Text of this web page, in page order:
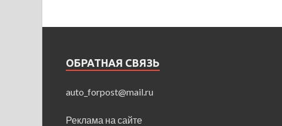
ОБРАТНАЯ СВЯЗЬ
auto_forpost@mail.ru
Реклама на сайте